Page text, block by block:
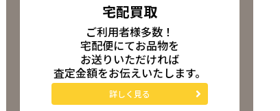
宅配買取
ご利用者様多数！
宅配便にてお品物を
お送りいただければ
査定金額をお伝えいたします。
詳しく見る